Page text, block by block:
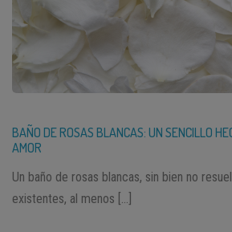
BAÑO DE ROSAS BLANCAS: UN SENCILLO
AMOR
Un baño de rosas blancas, sin bien no
existentes, al menos […]